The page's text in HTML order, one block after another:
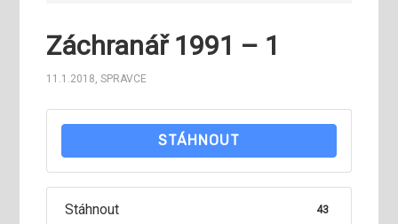
Záchranář 1991 – 1
11.1.2018,SPRAVCE
STÁHNOUT
Stáhnout 43